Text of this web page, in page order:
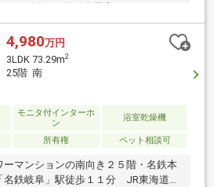
2023年1月築・全居室がバルコニー
WIC等、随所に収納を設置・スカイラ
ルーム等の共用施設有・エントランス
キー対応・24時間ゴミ出し可▼設備・
洗機・ディスポーザー・浴室暖房換気
ックス▼周辺環境・スーパー「マック
店」徒歩8分(約580m)■ ご希望の住
伝いします ━━━━━・・・物件の詳
気軽にお問い合わせください。
4,980万円
3LDK 73.29m2
25階 南
モニタ付インターホ
ン
浴室乾燥機
所有権 ペット相談可
ーマンションの南向き２５階・名鉄本
名鉄岐阜」駅徒歩１１分 JR東海道